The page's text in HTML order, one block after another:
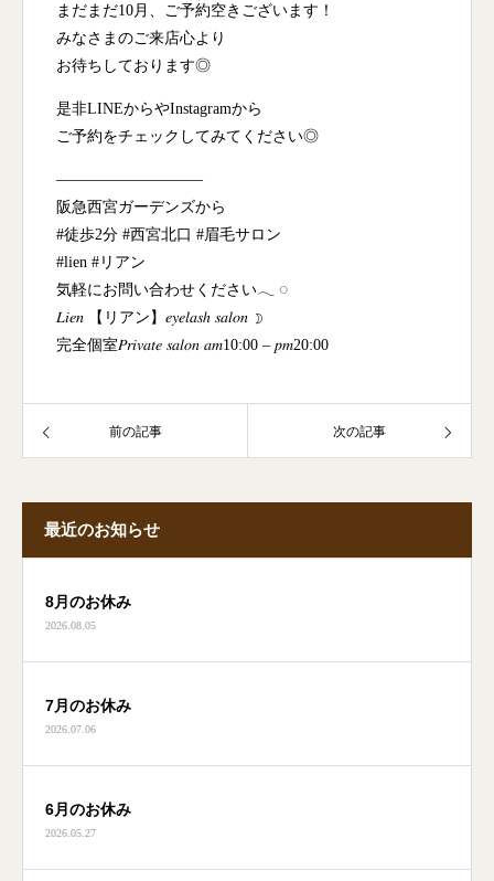
まだまだ10月、ご予約空きございます！
みなさまのご来店心より
お待ちしております◎
是非LINEからやInstagramから
ご予約をチェックしてみてください◎
—————————–
阪急西宮ガーデンズから
#徒歩2分 #西宮北口 #眉毛サロン
#lien #リアン
気軽にお問い合わせください𓂃 ◌
𝐿𝑖𝑒𝑛 【リアン】𝑒𝑦𝑒𝑙𝑎𝑠ℎ 𝑠𝑎𝑙𝑜𝑛 ☽
完全個室𝑃𝑟𝑖𝑣𝑎𝑡𝑒 𝑠𝑎𝑙𝑜𝑛 𝑎𝑚10:00 – 𝑝𝑚20:00
前の記事 次の記事
最近のお知らせ
8月のお休み
2026.08.05
7月のお休み
2026.07.06
6月のお休み
2026.05.27